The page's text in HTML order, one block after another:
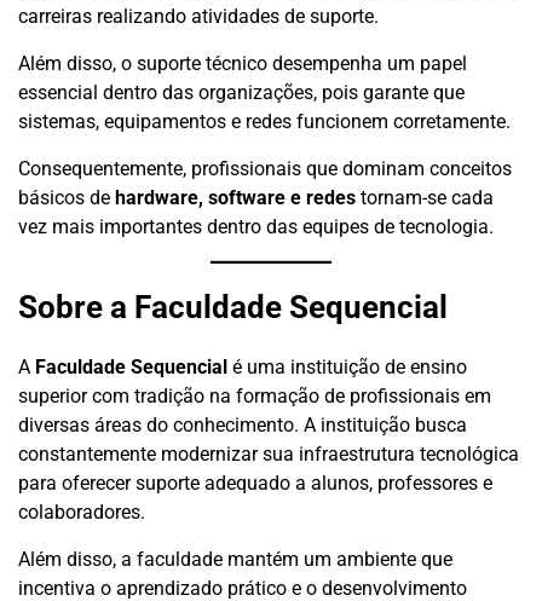
carreiras realizando atividades de suporte.
Além disso, o suporte técnico desempenha um papel
essencial dentro das organizações, pois garante que
sistemas, equipamentos e redes funcionem corretamente.
Consequentemente, profissionais que dominam conceitos
básicos de hardware, software e redes tornam-se cada
vez mais importantes dentro das equipes de tecnologia.
Sobre a Faculdade Sequencial
A Faculdade Sequencial é uma instituição de ensino
superior com tradição na formação de profissionais em
diversas áreas do conhecimento. A instituição busca
constantemente modernizar sua infraestrutura tecnológica
para oferecer suporte adequado a alunos, professores e
colaboradores.
Além disso, a faculdade mantém um ambiente que
incentiva o aprendizado prático e o desenvolvimento